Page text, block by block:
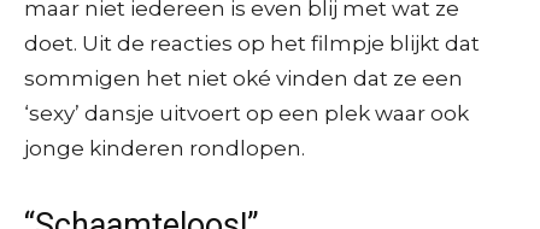
maar niet iedereen is even blij met wat ze
doet. Uit de reacties op het filmpje blijkt dat
sommigen het niet oké vinden dat ze een
‘sexy’ dansje uitvoert op een plek waar ook
jonge kinderen rondlopen.